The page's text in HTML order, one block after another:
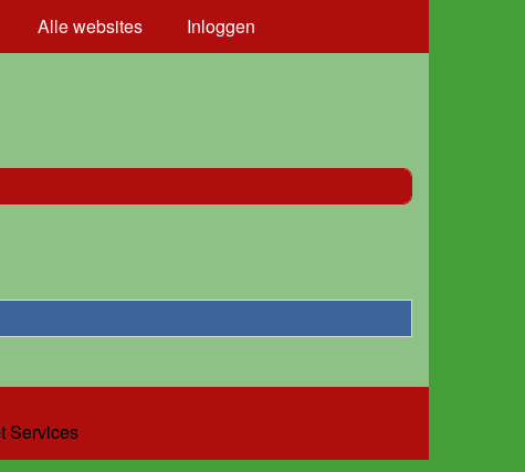
Alle websites Inloggen
Services